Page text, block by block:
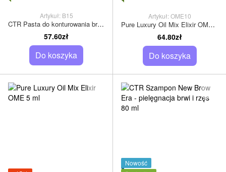
Artykuł: B15
CTR Pasta do konturowania brwi - White Pearl B 15 ml
57.60zł
Do koszyka
Artykuł: OME10
Pure Luxury Oil Mix Elixir OME 10 ml
64.80zł
Do koszyka
Nowość